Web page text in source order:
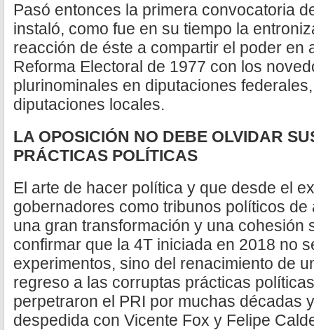
Pasó entonces la primera convocatoria
instaló, como fue en su tiempo la
reacción de éste a compartir el poder en
Reforma Electoral de 1977 con los
plurinominales en diputaciones
diputaciones locales.
LA OPOSICIÓN NO DEBE OLVIDAR
PRÁCTICAS POLÍTICAS
El arte de hacer política y que desde el
gobernadores como tribunos políticos
una gran transformación y una cohesión
confirmar que la 4T iniciada en 2018 no
experimentos, sino del renacimiento de
regreso a las corruptas prácticas
perpetraron el PRI por muchas décadas
despedida con Vicente Fox y Felipe